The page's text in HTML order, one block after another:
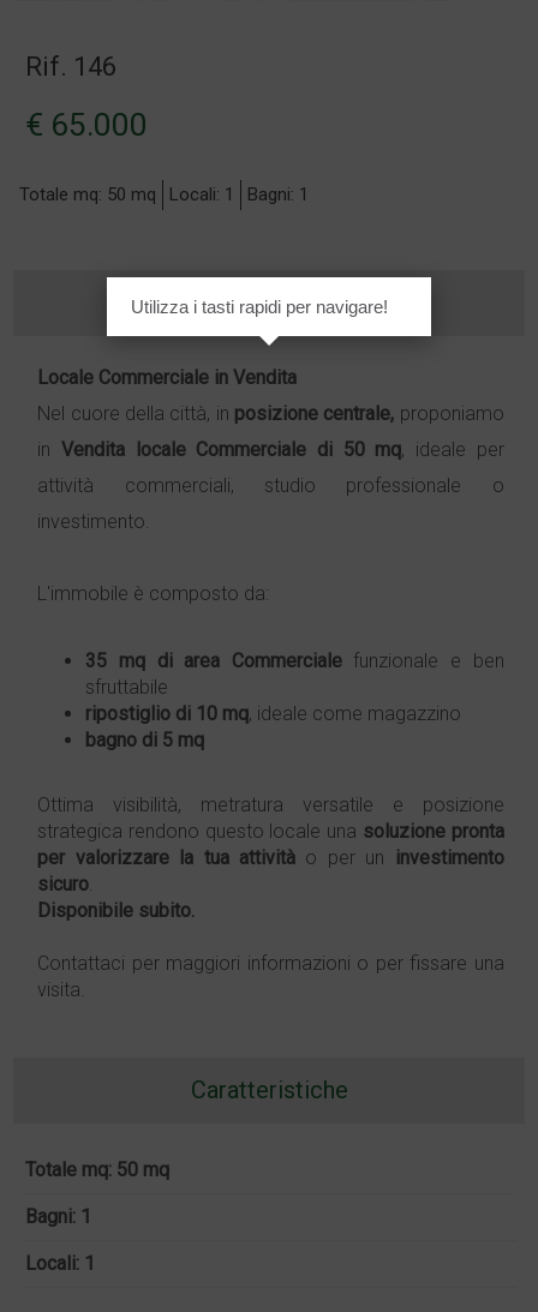
Rif. 146
€ 65.000
Totale mq: 50 mq Locali: 1 Bagni: 1
Locale Commerciale inVendita
Nel cuore della città, in posizione centrale, proponiamo
in Vendita locale Commerciale di 50 mq, ideale per
attività commerciali, studio professionale o
investimento.
L'immobile è composto da:
35 mq di area Commercialefunzionale e ben
sfruttabile
ripostiglio di 10 mq, ideale come magazzino
bagno di 5 mq
Ottima visibilità, metratura versatile e posizione
strategica rendono questo locale una soluzione pronta
per valorizzare la tua attivitào per un
investimento
sicuro.
Disponibile subito.
Contattaci per maggiori informazioni o per fissare una
visita.
Caratteristiche
Totale mq: 50 mq
Bagni: 1
Locali: 1
Utilizza i tasti rapidi per navigare!